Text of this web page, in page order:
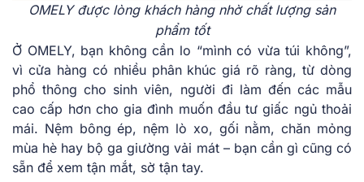
OMELY được lòng khách hàng nhờ chất lượng sản
phẩm tốt
Ở OMELY, bạn không cần lo “mình có vừa túi không”,
vì cửa hàng có nhiều phân khúc giá rõ ràng, từ dòng
phổ thông cho sinh viên, người đi làm đến các mẫu
cao cấp hơn cho gia đình muốn đầu tư giấc ngủ thoải
mái. Nệm bông ép, nệm lò xo, gối nằm, chăn mỏng
mùa hè hay bộ ga giường vải mát – bạn cần gì cũng có
sẵn để xem tận mắt, sờ tận tay.